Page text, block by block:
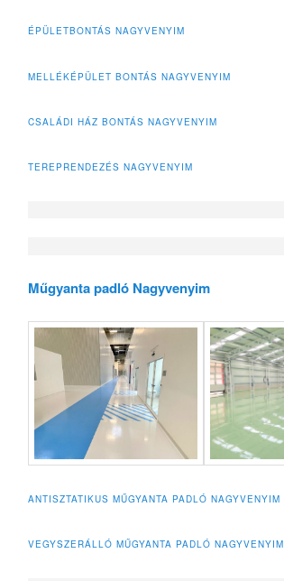
ÉPÜLETBONTÁS NAGYVENYIM
MELLÉKÉPÜLET BONTÁS NAGYVENYIM
CSALÁDI HÁZ BONTÁS NAGYVENYIM
TEREPRENDEZÉS NAGYVENYIM
Műgyanta padló Nagyvenyim
ANTISZTATIKUS MŰGYANTA PADLÓ NAGYVENYIM
VEGYSZERÁLLÓ MŰGYANTA PADLÓ NAGYVENYIM